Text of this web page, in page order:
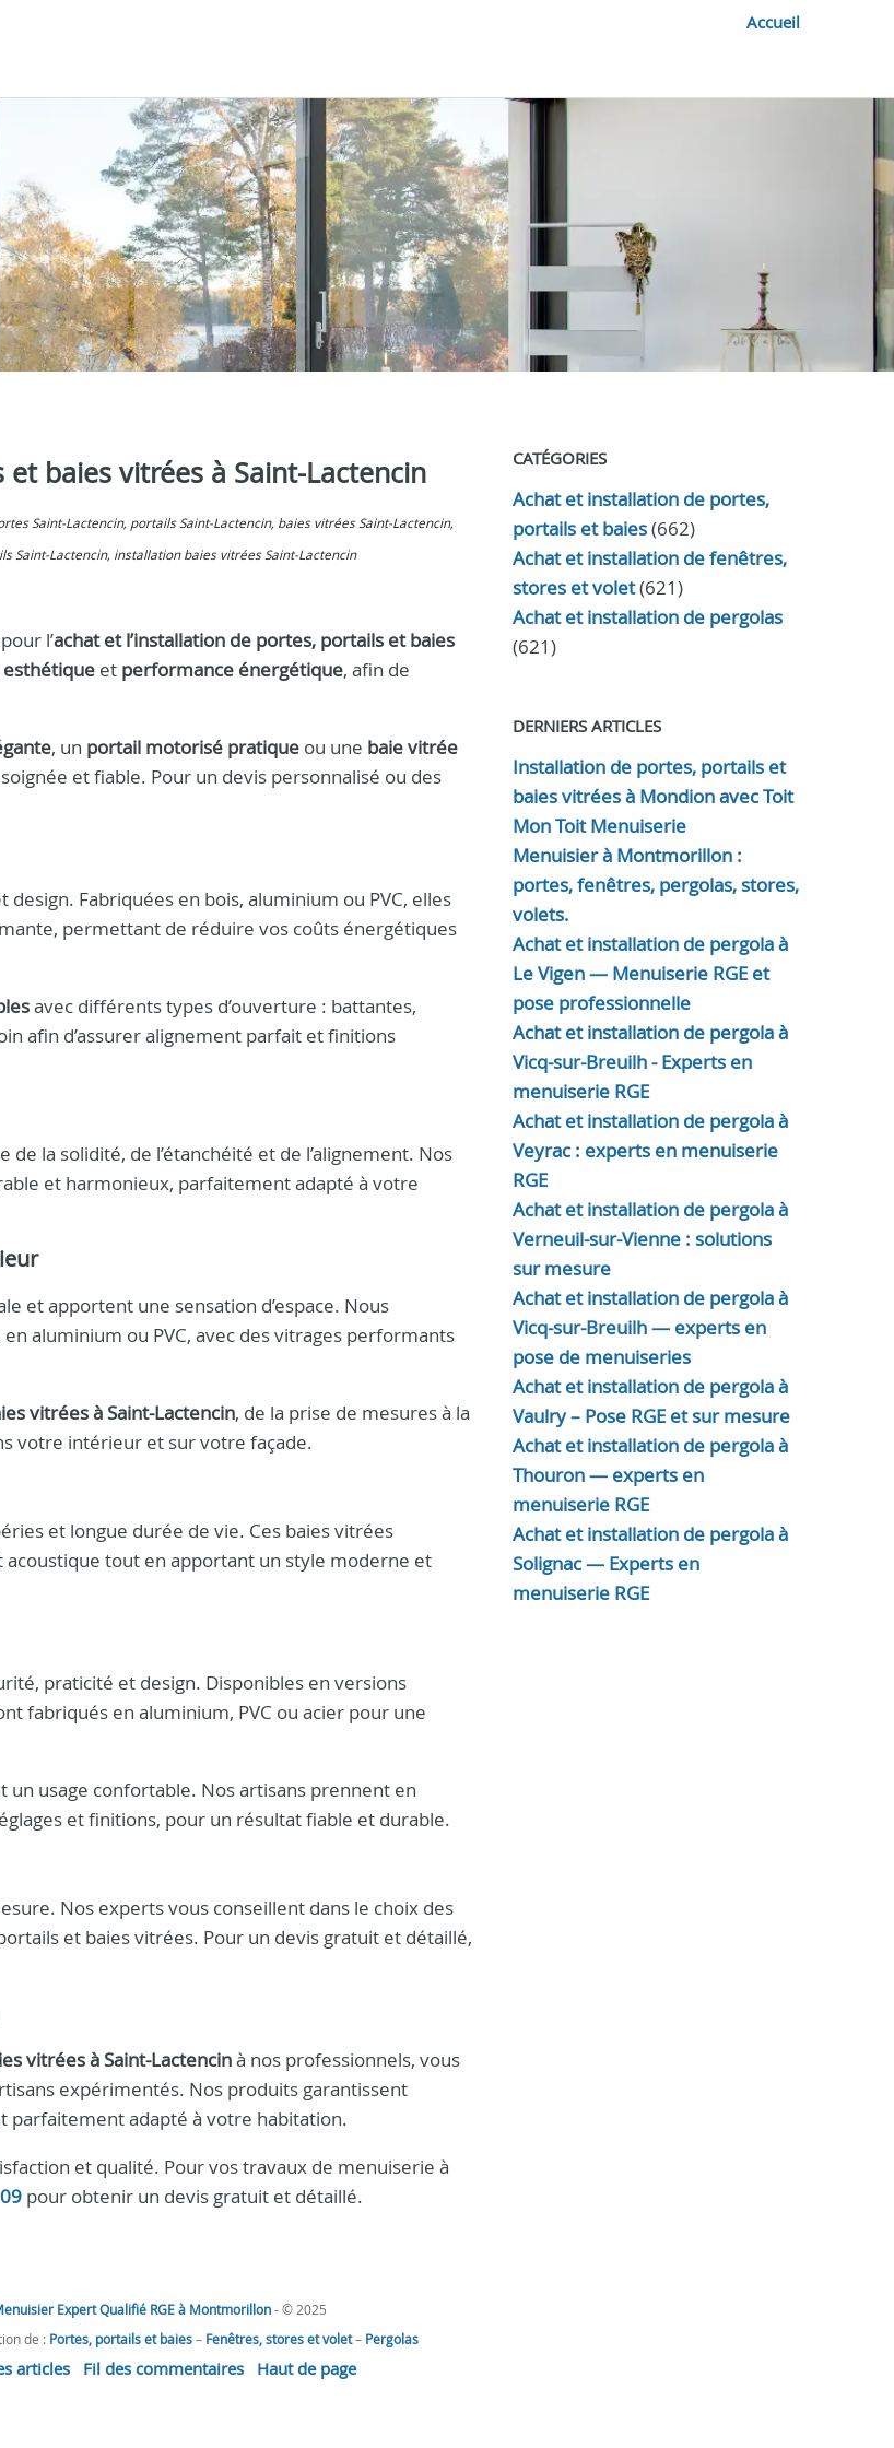
Accueil
baies vitrées à Saint-Lactencin
Saint-Lactencin, portails Saint-Lactencin, baies vitrées Saint-Lactencin,
Saint-Lactencin, installation baies vitrées Saint-Lactencin
l’achat et l’installation de portes, portails et baies
esthétique et performance énergétique, afin de
, un portail motorisé pratique ou une baie vitrée
et fiable. Pour un devis personnalisé ou des
design. Fabriquées en bois, aluminium ou PVC, elles
permettant de réduire vos coûts énergétiques
avec différents types d’ouverture : battantes,
afin d’assurer alignement parfait et finitions
la solidité, de l’étanchéité et de l’alignement. Nos
et harmonieux, parfaitement adapté à votre
et apportent une sensation d’espace. Nous
aluminium ou PVC, avec des vitrages performants
vitrées à Saint-Lactencin, de la prise de mesures à la
votre intérieur et sur votre façade.
et longue durée de vie. Ces baies vitrées
tout en apportant un style moderne et
praticité et design. Disponibles en versions
fabriqués en aluminium, PVC ou acier pour une
usage confortable. Nos artisans prennent en
et finitions, pour un résultat fiable et durable.
Nos experts vous conseillent dans le choix des
et baies vitrées. Pour un devis gratuit et détaillé,
vitrées à Saint-Lactencinà nos professionnels, vous
expérimentés. Nos produits garantissent
parfaitement adapté à votre habitation.
et qualité. Pour vos travaux de menuiserie à
pour obtenir un devis gratuit et détaillé.
CATÉGORIES
Achat et installation de portes,
portails et baies(662)
Achat et installation de fenêtres,
stores et volet(621)
Achat et installation de pergolas
(621)
DERNIERS ARTICLES
Installation de portes, portails et
baies vitrées à Mondion avec Toit
Mon Toit Menuiserie
Menuisier à Montmorillon :
portes, fenêtres, pergolas, stores,
volets.
Achat et installation de pergola à
Le Vigen — Menuiserie RGE et
pose professionnelle
Achat et installation de pergola à
Vicq-sur-Breuilh - Experts en
menuiserie RGE
Achat et installation de pergola à
Veyrac : experts en menuiserie
RGE
Achat et installation de pergola à
Verneuil-sur-Vienne : solutions
sur mesure
Achat et installation de pergola à
Vicq-sur-Breuilh — experts en
pose de menuiseries
Achat et installation de pergola à
Vaulry – Pose RGE et sur mesure
Achat et installation de pergola à
Thouron — experts en
menuiserie RGE
Achat et installation de pergola à
Solignac — Experts en
menuiserie RGE
Expert Qualifié RGE à Montmorillon- © 2025
de : Portes, portails et baies– Fenêtres, stores et volet– Pergolas
articles Fil des commentaires Haut de page